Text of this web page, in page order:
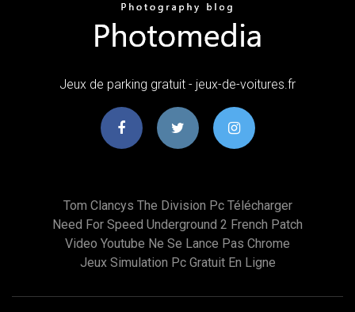
Jeux de parking gratuit - jeux-de-voitures.fr
Tom Clancys The Division Pc Télécharger
Need For Speed Underground 2 French Patch
Video Youtube Ne Se Lance Pas Chrome
Jeux Simulation Pc Gratuit En Ligne